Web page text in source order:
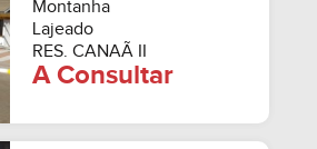
Montanha
Lajeado
RES. CANAÃ II
A Consultar